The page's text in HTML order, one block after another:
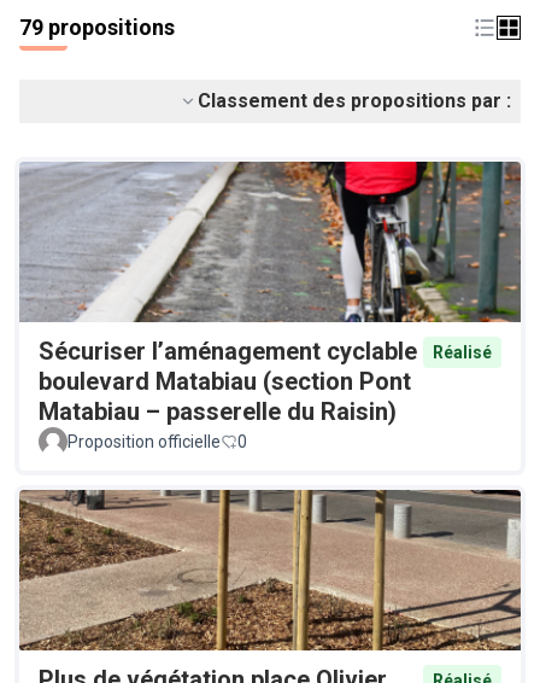
79 propositions
Classement des propositions par :
Sécuriser l’aménagement cyclable
boulevard Matabiau (section Pont
Matabiau – passerelle du Raisin)
Réalisé
Proposition officielle 0